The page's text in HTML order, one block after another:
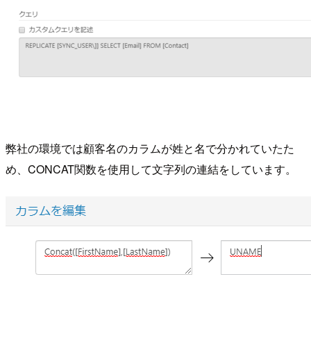
弊社の環境では顧客名のカラムが姓と名で分かれていたた
め、CONCAT関数を使用して文字列の連結をしています。